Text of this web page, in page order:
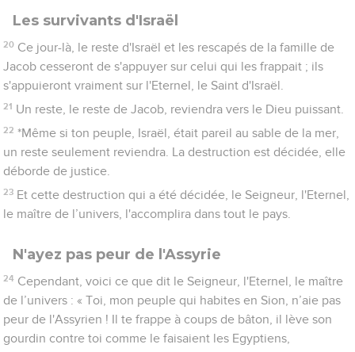
Les survivants d'Israël
20 Ce jour-là, le reste d'Israël et les rescapés de la famille de
Jacob cesseront de s'appuyer sur celui qui les frappait ; ils
s'appuieront vraiment sur l'Eternel, le Saint d'Israël.
21 Un reste, le reste de Jacob, reviendra vers le Dieu puissant.
22 *Même si ton peuple, Israël, était pareil au sable de la mer,
un reste seulement reviendra. La destruction est décidée, elle
déborde de justice.
23 Et cette destruction qui a été décidée, le Seigneur, l'Eternel,
le maître de l’univers, l'accomplira dans tout le pays.
N'ayez pas peur de l'Assyrie
24 Cependant, voici ce que dit le Seigneur, l'Eternel, le maître
de l’univers : « Toi, mon peuple qui habites en Sion, n’aie pas
peur de l'Assyrien ! Il te frappe à coups de bâton, il lève son
gourdin contre toi comme le faisaient les Egyptiens,